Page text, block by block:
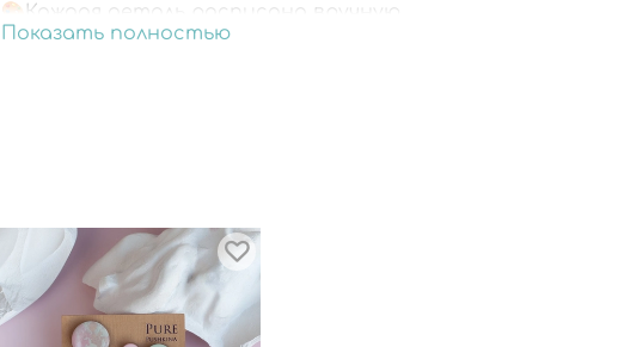
🎨Каждая деталь расписана вручную.
🎨Украшения со всех сторон покрыты ювелирной
Показать полностью